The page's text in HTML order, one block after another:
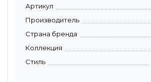
Артикул
Производитель
Страна бренда
Коллекция
Стиль